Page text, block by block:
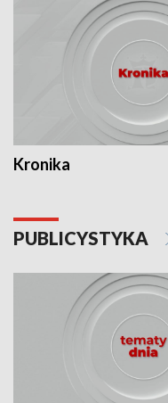
Kronika
PUBLICYSTYKA